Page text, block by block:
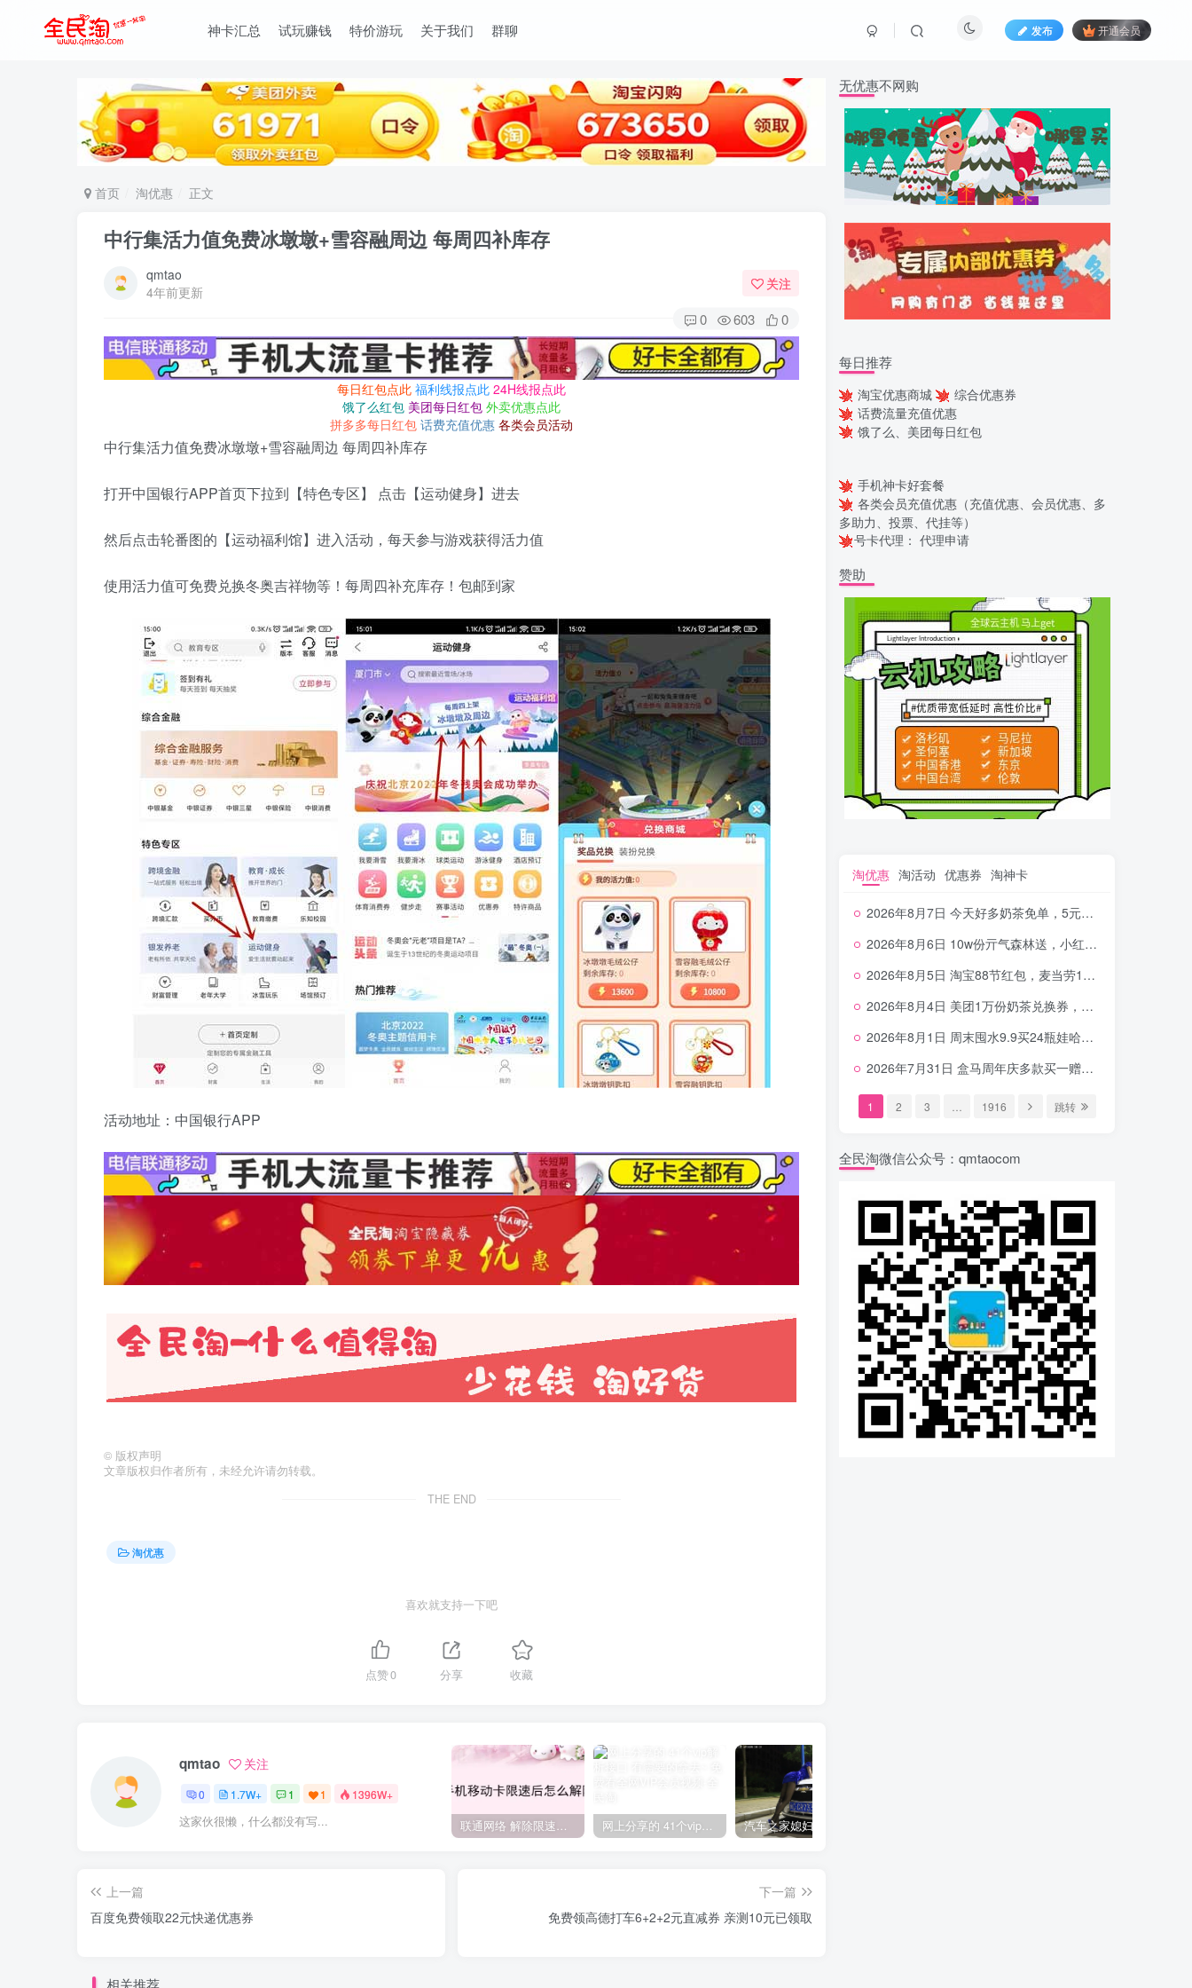
神卡汇总 试玩赚钱 特价游玩 关于我们 群聊 发布 开通会员
首页 淘优惠 正文
中行集活力值免费冰墩墩+雪容融周边 每周四补库存
qmtao
4年前更新
关注
0 603 0
每日红包点此 福利线报点此 24H线报点此
饿了么红包 美团每日红包 外卖优惠点此
拼多多每日红包 话费充值优惠 各类会员活动
中行集活力值免费冰墩墩+雪容融周边 每周四补库存
打开中国银行APP首页下拉到【特色专区】 点击【运动健身】进去
然后点击轮番图的【运动福利馆】进入活动，每天参与游戏获得活力值
使用活力值可免费兑换冬奥吉祥物等！每周四补充库存！包邮到家
活动地址：中国银行APP
© 版权声明
文章版权归作者所有，未经允许请勿转载。
THE END
淘优惠
喜欢就支持一下吧
点赞0 分享 收藏
qmtao 关注
0 1.7W+ 1 1 1396W+
这家伙很懒，什么都没有写... 联通网络 解除限速方法参考！畅享、畅玩、老白干等及其它地区自测了 网上分享的 41个vip解析接口 有需要的拿去~ 免费看全网VIP会员视频
上一篇
百度免费领取22元快递优惠券
下一篇
免费领高德打车6+2+2元直减券 亲测10元已领取
相关推荐
无优惠不网购
每日推荐
淘宝优惠商城
综合优惠券
话费流量充值优惠
饿了么、美团每日红包
手机神卡好套餐
各类会员充值优惠（充值优惠、会员优惠、多
多助力、投票、代挂等）
号卡代理： 代理申请
赞助
淘优惠 淘活动 优惠券 淘神卡
2026年8月7日 今天好多奶茶免单，5元农行省钱卡，京东抢0.01沪上，邮储5.88元等
2026年8月6日 10w份亓气森林送，小红书12元无门槛，中行电费30-10，0元柠檬水+0撸汉堡等
2026年8月5日 淘宝88节红包，麦当劳150万份柠檬水，三万份瑞幸免单，霸王9万份0.01券等
2026年8月4日 美团1万份奶茶兑换券，农行5E卡，中行支付超给利，美团领18个冰激凌，小米每天领2-6元等等
2026年8月1日 周末囤水9.9买24瓶娃哈哈，建行100元京东券，移动5元话费，麦当劳甜筒，交行立减金等
2026年7月31日 盒马周年庆多款买一赠一，饿了么拆红包，建行30立减金，农行领10元刷卡金等
1 2 3 1916 跳转
全民淘微信公众号：qmtaocom